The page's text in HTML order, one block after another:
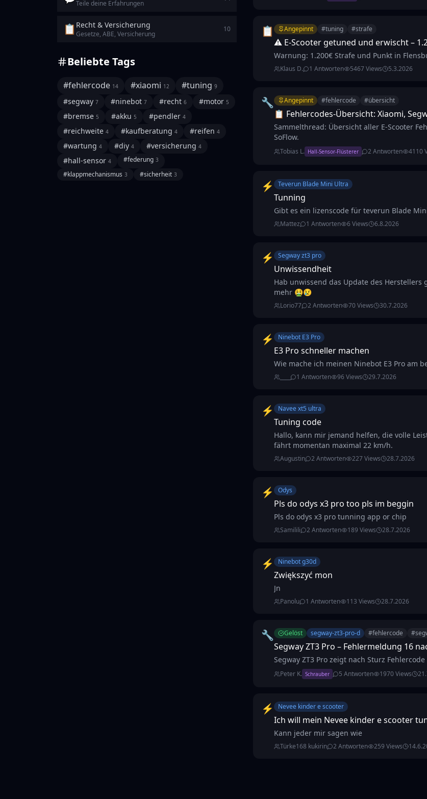
Teile deine Erfahrungen
📋 Recht & Versicherung
Gesetze, ABE, Versicherung
10
Beliebte Tags
#fehlercode 14 #xiaomi 12 #tuning 9
#segway 7 #ninebot 7 #recht 6 #motor 5
#bremse 5 #akku 5 #pendler 4
#reichweite 4 #kaufberatung 4 #reifen 4
#wartung 4 #diy 4 #versicherung 4
#hall-sensor 4 #federung 3
#klappmechanismus 3 #sicherheit 3
📋 Angepinnt #tuning #strafe
⚠️ E-Scooter getuned und erwischt –
Warnung: 1.200€ Strafe und Punkt in
Klaus D. 1 Antworten 5467Views 5.3.2026
🔧 Angepinnt #fehlercode #übersicht
📋 Fehlercodes-Übersicht: Xiaomi,
Sammelthread: Übersicht aller E-Scooter
SoFlow.
Tobias L. Hall-Sensor-Flüsterer 2 Antworten 4110
⚡ Teverun Blade Mini Ultra
Tunning
Gibt es ein lizenscode für teverun Blade
Mattez 1 Antworten 6Views 6.8.2026
⚡ Segway zt3 pro
Unwissendheit
Hab unwissend das Update des
mehr 🤮😢
Lorio77 2 Antworten 70Views 30.7.2026
⚡ Ninebot E3 Pro
E3 Pro schneller machen
Wie mache ich meinen Ninebot E3 Pro am
1 Antworten 96Views 29.7.2026
⚡ Navee xt5 ultra
Tuning code
Hallo, kann mir jemand helfen, die volle
fährt momentan maximal 22 km/h.
Augustin 2 Antworten 227Views 28.7.2026
⚡ Odys
Pls do odys x3 pro too pls im beggin
Pls do odys x3 pro tunning app or chip
Samilili 2 Antworten 189 Views 28.7.2026
⚡ Ninebot g30d
Zwiększyć mon
Jn
Panolu 1 Antworten 113 Views 28.7.2026
🔧 Gelöst segway-zt3-pro-d #fehlercode #
Segway ZT3 Pro – Fehlermeldung 16
Segway ZT3 Pro zeigt nach Sturz
Peter K. Schrauber 5 Antworten 1970Views
⚡ Nevee kinder e scooter
Ich will mein Nevee kinder e scooter
Kann jeder mir sagen wie
Türke168 kukirin 2 Antworten 259 Views